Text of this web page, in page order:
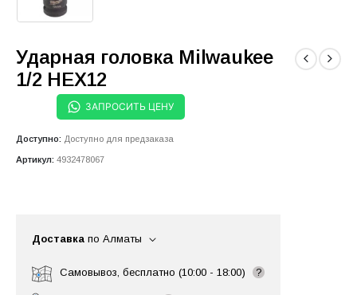
Ударная головка Milwaukee
1/2 HEX12
ЗАПРОСИТЬ ЦЕНУ
Доступно: Доступно для предзаказа
Артикул: 4932478067
Доставка по Алматы
Самовывоз, бесплатно (10:00 - 18:00) ?